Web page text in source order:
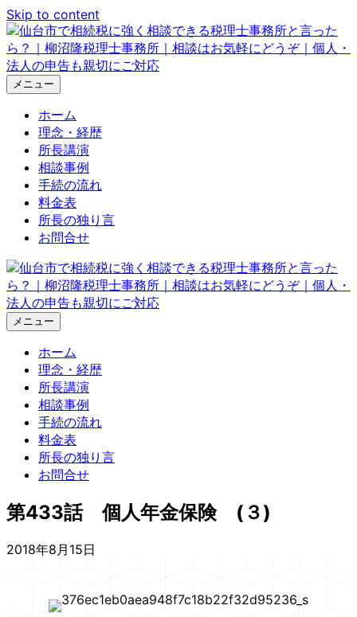
Skip to content
メニュー
ホーム
理念・経歴
所長講演
相談事例
手続の流れ
料金表
所長の独り言
お問合せ
メニュー
ホーム
理念・経歴
所長講演
相談事例
手続の流れ
料金表
所長の独り言
お問合せ
第433話 個人年金保険 (３)
2018年8月15日